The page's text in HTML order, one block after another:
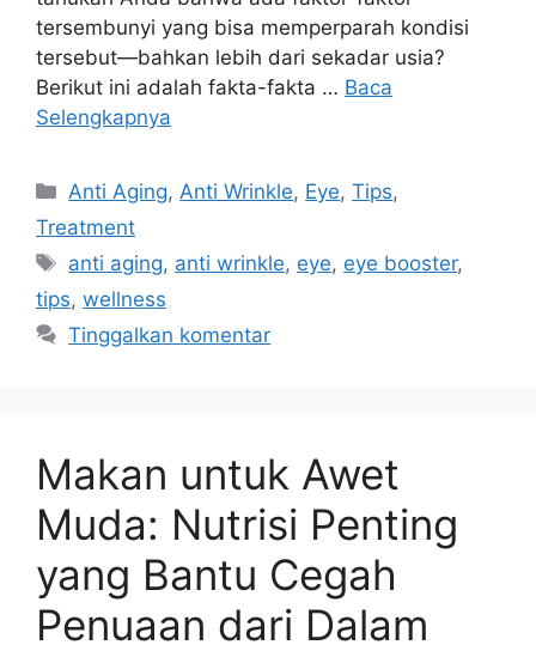
tersembunyi yang bisa memperparah kondisi
tersebut—bahkan lebih dari sekadar usia?
Berikut ini adalah fakta-fakta … Baca
Selengkapnya
Anti Aging, Anti Wrinkle, Eye,Tips,
Treatment
anti aging, anti wrinkle, eye, eye booster,
tips, wellness
Tinggalkan komentar
Makan untuk Awet
Muda: Nutrisi Penting
yang Bantu Cegah
Penuaan dari Dalam